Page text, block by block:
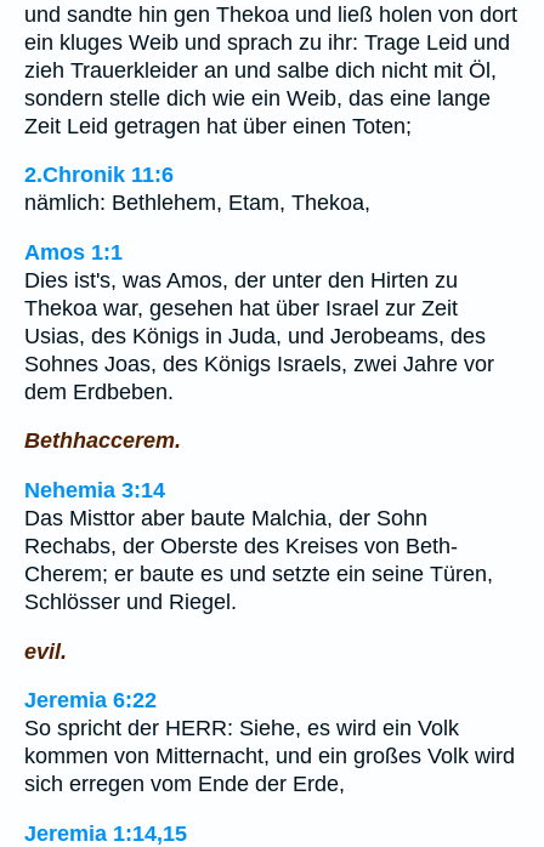
und sandte hin gen Thekoa und ließ holen von dort
ein kluges Weib und sprach zu ihr: Trage Leid und
zieh Trauerkleider an und salbe dich nicht mit Öl,
sondern stelle dich wie ein Weib, das eine lange
Zeit Leid getragen hat über einen Toten;
2.Chronik 11:6
nämlich: Bethlehem, Etam, Thekoa,
Amos 1:1
Dies ist's, was Amos, der unter den Hirten zu
Thekoa war, gesehen hat über Israel zur Zeit
Usias, des Königs in Juda, und Jerobeams, des
Sohnes Joas, des Königs Israels, zwei Jahre vor
dem Erdbeben.
Bethhaccerem.
Nehemia 3:14
Das Misttor aber baute Malchia, der Sohn
Rechabs, der Oberste des Kreises von Beth-
Cherem; er baute es und setzte ein seine Türen,
Schlösser und Riegel.
evil.
Jeremia 6:22
So spricht der HERR: Siehe, es wird ein Volk
kommen von Mitternacht, und ein großes Volk wird
sich erregen vom Ende der Erde,
Jeremia 1:14,15